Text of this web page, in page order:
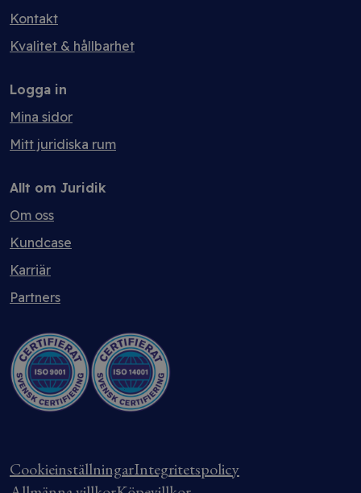
Kontakt
Kvalitet & hållbarhet
Logga in
Mina sidor
Mitt juridiska rum
Allt om Juridik
Om oss
Kundcase
Karriär
Partners
CookieinställningarIntegritetspolicy